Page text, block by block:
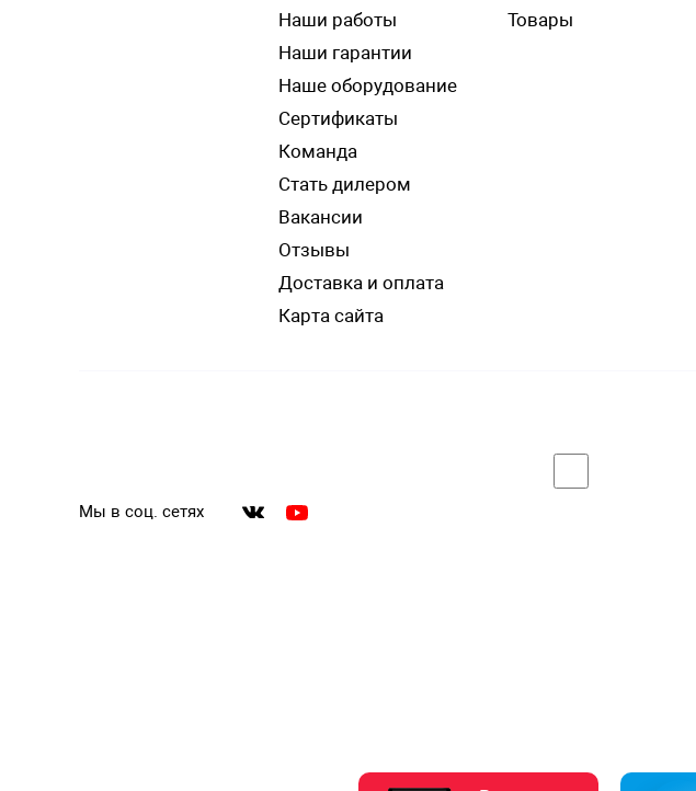
Наши работы
Наши гарантии
Наше оборудование
Сертификаты
Команда
Стать дилером
Вакансии
Отзывы
Доставка и оплата
Карта сайта
Товары
Мы в соц. сетях